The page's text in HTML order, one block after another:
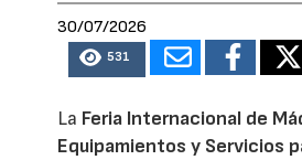
30/07/2026
531
La Feria Internacional de
Equipamientos y Servicios